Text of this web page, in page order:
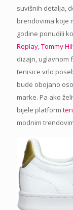
suvišnih detalja,
brendovima koje
godine ponudili
Replay,Tommy
dizajn, uglavnom
tenisice vrlo
bude obojano
marke. Pa ako
bijele platform
modnim